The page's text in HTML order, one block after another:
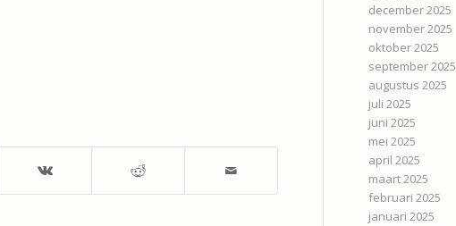
december 2025
november 2025
oktober 2025
september 2025
augustus 2025
juli 2025
juni 2025
mei 2025
april 2025
maart 2025
februari 2025
januari 2025